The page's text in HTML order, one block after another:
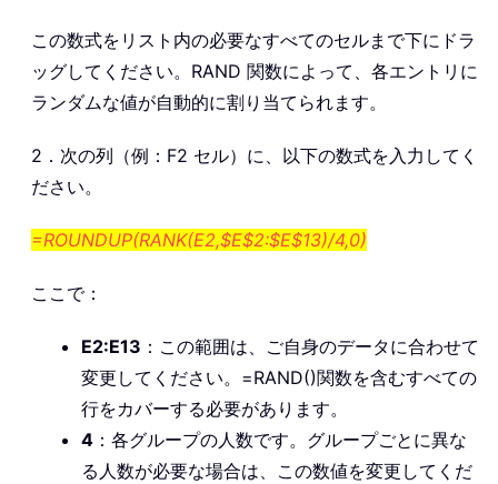
この数式をリスト内の必要なすべてのセルまで下にドラ
ッグしてください。RAND 関数によって、各エントリに
ランダムな値が自動的に割り当てられます。
2．次の列（例：F2 セル）に、以下の数式を入力してく
ださい。
=ROUNDUP(RANK(E2,$E$2:$E$13)/4,0)
ここで：
E2:E13 ：この範囲は、ご自身のデータに合わせて
変更してください。=RAND()関数を含むすべての
行をカバーする必要があります。
4 ：各グループの人数です。グループごとに異な
る人数が必要な場合は、この数値を変更してくだ